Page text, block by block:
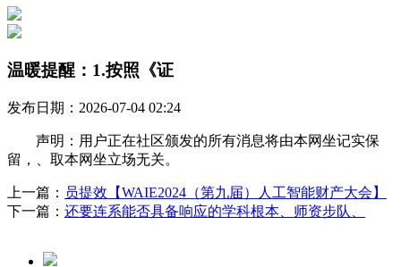
温暖提醒：1.按照《证
发布日期：2026-07-04 02:24
声明：用户正在社区颁发的所有消息将由本网坐记实保
留，、取本网坐立场无关。
上一篇： 员提效【WAIE2024（第九届）人工智能财产大会】
下一篇： 还要连系能否具备响应的学科根本、师资步队、